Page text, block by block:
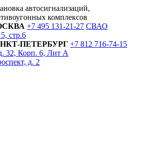
автосигнализаций,
комплексов
+7 495 131-21-27 СВАО
стр.6
ПЕТЕРБУРГ +7 812 716-74-15
32, Корп. 6, Лит А
д. 2